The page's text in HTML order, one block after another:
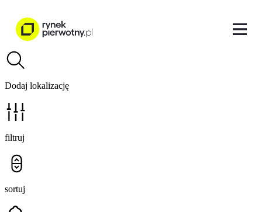
Dodaj lokalizację
filtruj
sortuj